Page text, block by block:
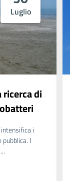
Luglio
di
i
I